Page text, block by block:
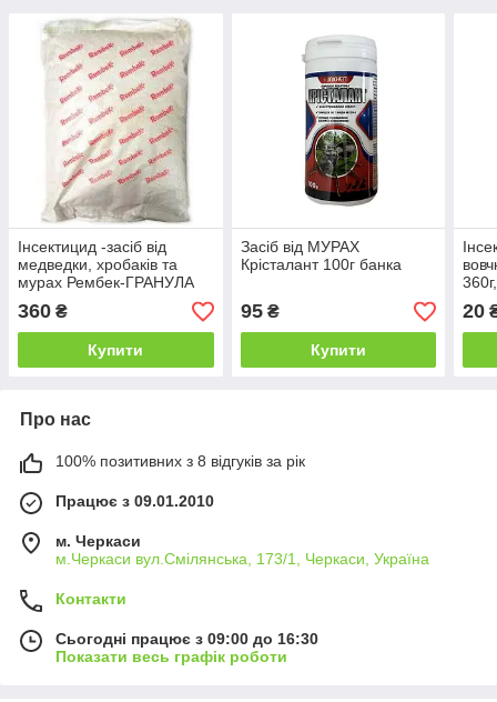
Інсектицид -засіб від
медведки, хробаків та
мурах Рембек-ГРАНУЛА
360 ₴
Купити
Засіб від МУРАХ
Крісталант 100г банка
95₴
Купити
20
Про нас
100% позитивних з 8 відгуків за рік
Працює з 09.01.2010
м. Черкаси
м.Черкаси вул.Смілянська, 173/1, Черкаси, Україна
Контакти
Сьогодні працює з 09:00 до 16:30
Показати весь графік роботи